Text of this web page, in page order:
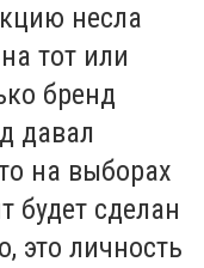
несла
тот или
бренд
давал
на выборах
будет сделан
это личность